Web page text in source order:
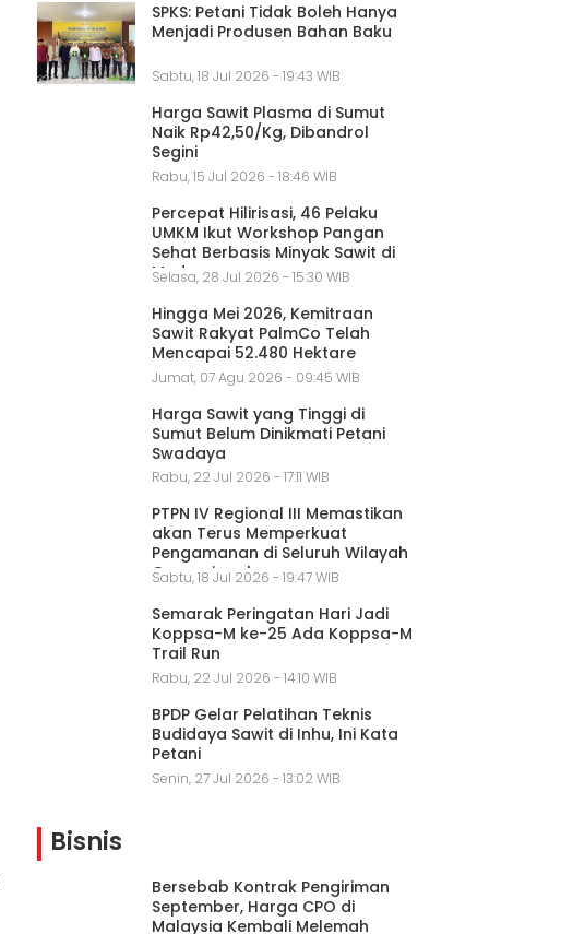
SPKS: Petani Tidak Boleh Hanya
Menjadi Produsen Bahan Baku
Sabtu, 18 Jul 2026 - 19:43 WIB
Harga Sawit Plasma di Sumut
Naik Rp42,50/Kg, Dibandrol
Segini
Rabu, 15 Jul 2026 - 18:46 WIB
Percepat Hilirisasi, 46 Pelaku
UMKM Ikut Workshop Pangan
Sehat Berbasis Minyak Sawit di
Medan
Selasa, 28 Jul 2026 - 15:30 WIB
Hingga Mei 2026, Kemitraan
Sawit Rakyat PalmCo Telah
Mencapai 52.480 Hektare
Jumat, 07 Agu 2026 - 09:45 WIB
Harga Sawit yang Tinggi di
Sumut Belum Dinikmati Petani
Swadaya
Rabu, 22 Jul 2026 - 17:11 WIB
PTPN IV Regional III Memastikan
akan Terus Memperkuat
Pengamanan di Seluruh Wilayah
Operasional
Sabtu, 18 Jul 2026 - 19:47 WIB
Semarak Peringatan Hari Jadi
Koppsa-M ke-25 Ada Koppsa-M
Trail Run
Rabu, 22 Jul 2026 - 14:10 WIB
BPDP Gelar Pelatihan Teknis
Budidaya Sawit di Inhu, Ini Kata
Petani
Senin, 27 Jul 2026 - 13:02 WIB
Bisnis
Bersebab Kontrak Pengiriman
September, Harga CPO di
Malaysia Kembali Melemah